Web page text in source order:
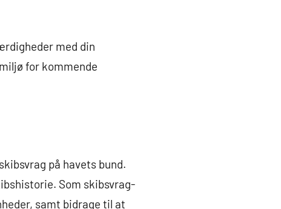
med din
for kommende
på havets bund.
Som skibsvrag-
samt bidrage til at